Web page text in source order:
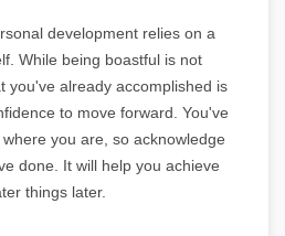
development relies on a
While being boastful is not
you've already accomplished is
to move forward. You've
you are, so acknowledge
done. It will help you achieve
things later.